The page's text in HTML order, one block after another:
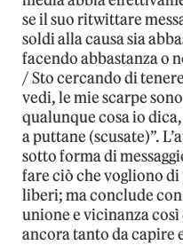
se il suo ritwittare
soldi alla causa sia
facendo abbastanza o
/ Sto cercando di
vedi, le mie scarpe
qualunque cosa io
a puttane (scusate)”.
sotto forma di
fare ciò che vogliono
liberi; ma conclude
unione e vicinanza così
ancora tanto da capire